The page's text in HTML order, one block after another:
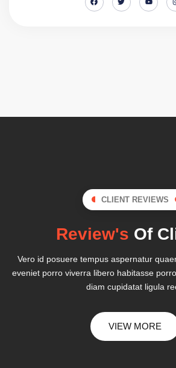
CLIENT REVIEWS
Review's Of
Vero id posuere tempus aspernatur
eveniet porro viverra libero habitasse
diam cupidatat ligula
VIEW MORE